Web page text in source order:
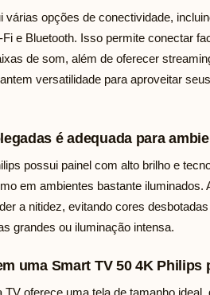
várias opções de conectividade,
e Bluetooth. Isso permite conectar
de som, além de oferecer
versatilidade para aproveitar
é adequada para
possui painel com alto brilho e
em ambientes bastante
a nitidez, evitando cores
grandes ou iluminação intensa.
uma Smart TV 50 4K Philips